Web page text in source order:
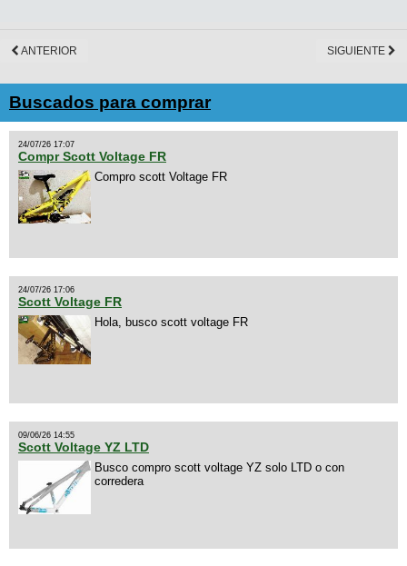
ANTERIOR SIGUIENTE
Buscados para comprar
24/07/26 17:07
Compr Scott Voltage FR
Compro scott Voltage FR
24/07/26 17:06
Scott Voltage FR
Hola, busco scott voltage FR
09/06/26 14:55
Scott Voltage YZ LTD
Busco compro scott voltage YZ solo LTD o con
corredera